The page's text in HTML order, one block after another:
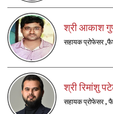
श्री आकाश
सहायक प्रोफेसर
श्री रिमांशु
सहायक प्रोफेसर ,